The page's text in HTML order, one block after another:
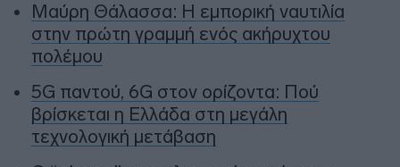
Μαύρη Θάλασσα: Η εμπορική ναυτιλία
στην πρώτη γραμμή ενός ακήρυχτου
πολέμου
5G παντού, 6G στον ορίζοντα: Πού
βρίσκεται η Ελλάδα στη μεγάλη
τεχνολογική μετάβαση